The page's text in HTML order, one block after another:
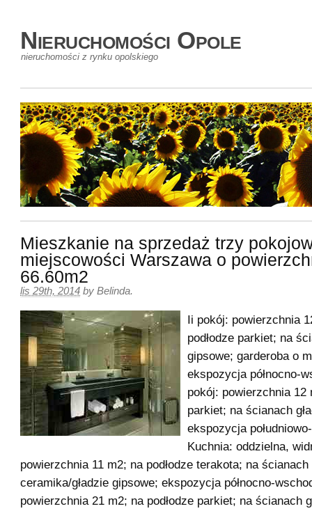
Nieruchomości Opole
nieruchomości z rynku opolskiego
Mieszkanie na sprzedaż trzy
miejscowości Warszawa o
66.60m2
lis 29th, 2014 by Belinda.
Ii pokój: powierzchnia
podłodze parkiet; na
gipsowe; garderoba o
ekspozycja północno-
pokój: powierzchnia 12
parkiet; na ścianach
ekspozycja
Kuchnia: oddzielna,
powierzchnia 11 m2; na podłodze terakota; na ścianach
ceramika/gładzie gipsowe; ekspozycja północno-
powierzchnia 21 m2; na podłodze parkiet; na ścianach